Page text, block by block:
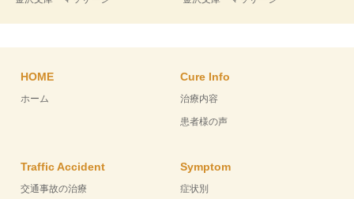
HOME
ホーム
Cure Info
治療内容
患者様の声
Traffic Accident
交通事故の治療
Symptom
症状別